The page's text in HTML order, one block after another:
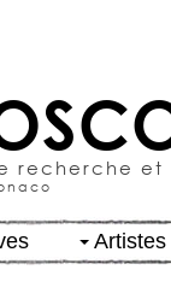
recherche
Artistes